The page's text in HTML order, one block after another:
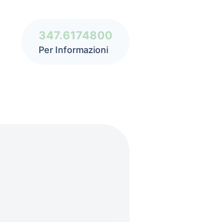
347.6174800
Per Informazioni